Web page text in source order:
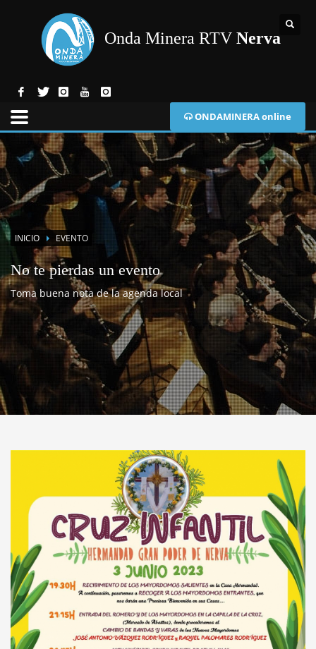
Onda Minera RTV Nerva
ONDAMINERA online
INICIO EVENTO
No te pierdas un evento
Toma buena nota de la agenda local